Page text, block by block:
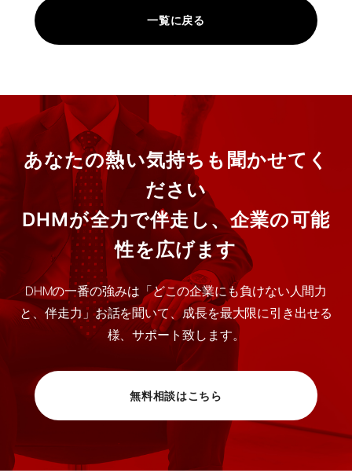
一覧に戻る
あなたの熱い気持ちも聞かせてく
ださい
DHMが全力で伴走し、企業の可能
性を広げます
DHMの一番の強みは「どこの企業にも負けない人間力
と、伴走力」お話を聞いて、成長を最大限に引き出せる
様、サポート致します。
無料相談はこちら